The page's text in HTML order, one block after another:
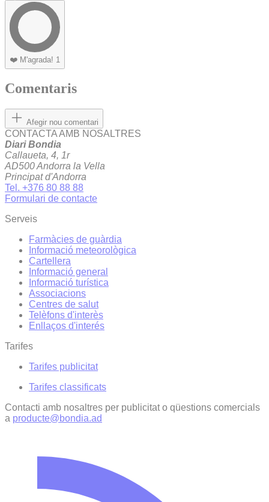
❤️ M'agrada! 1
Comentaris
Afegir nou comentari
CONTACTA AMB NOSALTRES
Diari Bondia
Callaueta, 4, 1r
AD500 Andorra la Vella
Principat d'Andorra
Tel. +376 80 88 88
Formulari de contacte
Serveis
Farmàcies de guàrdia
Informació meteorològica
Cartellera
Informació general
Informació turística
Associacions
Centres de salut
Telèfons d'interès
Enllaços d'interés
Tarifes
Tarifes publicitat
Tarifes classificats
Contacti amb nosaltres per publicitat o qüestions comercials
a producte@bondia.ad